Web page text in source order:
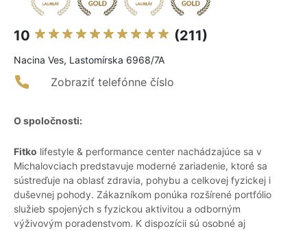
10 (211)
Nacina Ves, Lastomírska 6968/7A
Zobraziť telefónne číslo
O spoločnosti:
Fitko lifestyle & performance center nachádzajúce sa v
Michalovciach predstavuje moderné zariadenie, ktoré sa
sústreďuje na oblasť zdravia, pohybu a celkovej fyzickej i
duševnej pohody. Zákazníkom ponúka rozšírené portfólio
služieb spojených s fyzickou aktivitou a odborným
výživovým poradenstvom. K dispozícii sú osobné aj